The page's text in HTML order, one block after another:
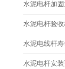
水泥电杆加
水泥电杆验
水泥电线杆
水泥电杆安